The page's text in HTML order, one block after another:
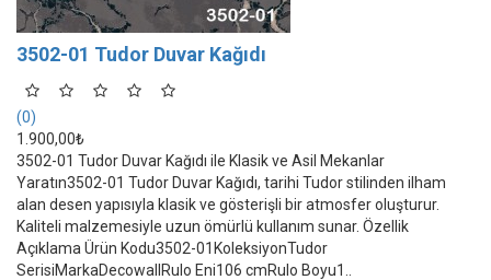
3502-01 Tudor Duvar Kağıdı
(0)
1.900,00₺
3502-01 Tudor Duvar Kağıdı ile Klasik ve Asil Mekanlar
Yaratın3502-01 Tudor Duvar Kağıdı, tarihi Tudor stilinden ilham
alan desen yapısıyla klasik ve gösterişli bir atmosfer oluşturur.
Kaliteli malzemesiyle uzun ömürlü kullanım sunar. Özellik
Açıklama Ürün Kodu3502-01KoleksiyonTudor
SerisiMarkaDecowallRulo Eni106 cmRulo Boyu1..